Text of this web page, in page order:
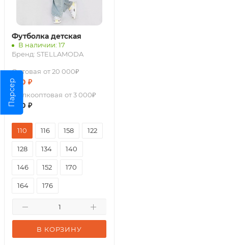
Футболка детская
В наличии: 17
Бренд: STELLAMODA
Оптовая от 20 000₽
200 ₽
Мелкооптовая от 3 000₽
200 ₽
В КОРЗИНУ
110 116 158 122
128 134 140
146 152 170
164 176
Парсер